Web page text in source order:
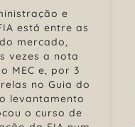
e
está entre as
mercado,
vezes a nota
MEC e, por 3
no Guia do
levantamento
o curso de